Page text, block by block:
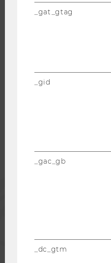
JOBS MIT WU-STUDIUM
ALUMNI
UNTERNEHMEN
_gat_gtag
_gid
_gac_gb
_dc_gtm